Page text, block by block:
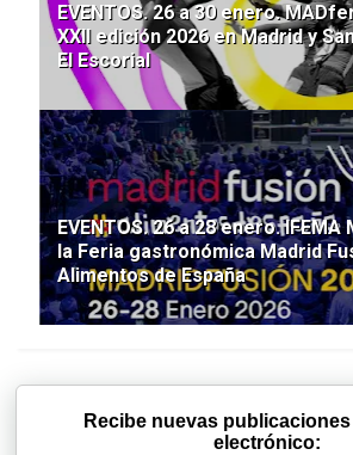
EVENTOS. 26 a 30 enero.
XXII edición 2026 en Madrid y
El Escorial
EVENTOS. 26 a 28 enero.
la Feria gastronómica Madrid
Alimentos de España
Recibe nuevas
electrónico: